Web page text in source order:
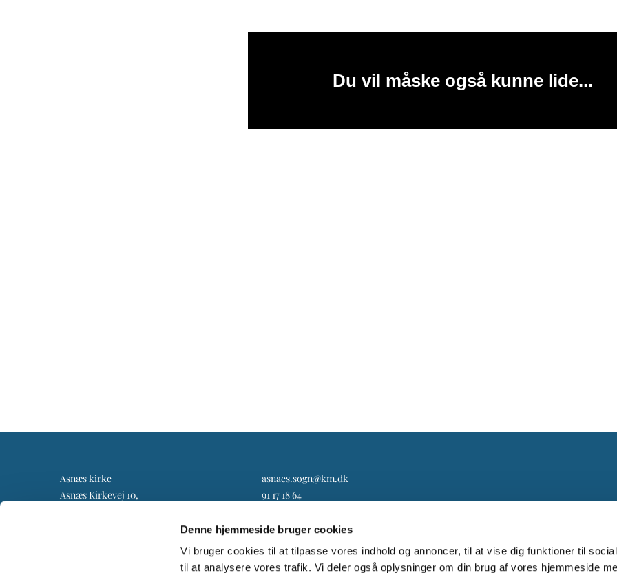
Denne hjemmeside bruger cookies
Vi bruger cookies til at tilpasse vores indhold og annoncer, til at vise dig funktioner til
til at analysere vores trafik. Vi deler også oplysninger om din brug af vores hjemmeside
Du vil måske også kunne lide...
Asnæs kirke
Asnæs Kirkevej 10,
asnaes.sogn@km.dk
91 17 18 64